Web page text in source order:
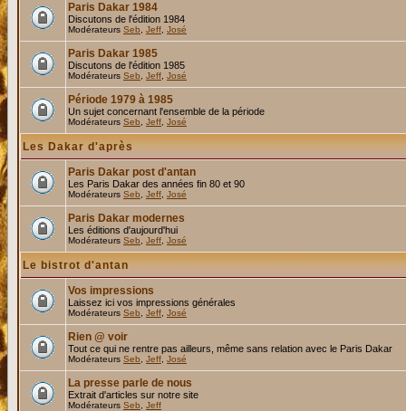
Paris Dakar 1984
Discutons de l'édition 1984
Modérateurs Seb Jeff José
Paris Dakar 1985
Discutons de l'édition 1985
Modérateurs Seb Jeff José
Période 1979 à 1985
Un sujet concernant l'ensemble de la période
Modérateurs Seb Jeff José
Les Dakar d'après
Paris Dakar post d'antan
Les Paris Dakar des années fin 80 et 90
Modérateurs Seb Jeff José
Paris Dakar modernes
Les éditions d'aujourd'hui
Modérateurs Seb Jeff José
Le bistrot d'antan
Vos impressions
Laissez ici vos impressions générales
Modérateurs Seb Jeff José
Rien @ voir
Tout ce qui ne rentre pas ailleurs, même sans relation avec le Paris Dakar
Modérateurs Seb Jeff José
La presse parle de nous
Extrait d'articles sur notre site
Modérateurs Seb Jeff